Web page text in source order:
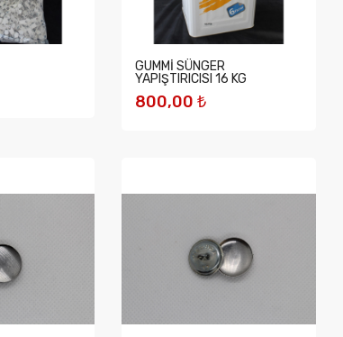
GUMMİ SÜNGER
YAPIŞTIRICISI 16 KG
800,00 ₺